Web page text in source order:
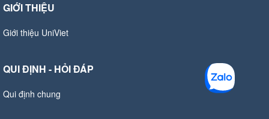
GIỚI THIỆU
Giới thiệu UniViet
QUI ĐỊNH - HỎI ĐÁP
Qui định chung